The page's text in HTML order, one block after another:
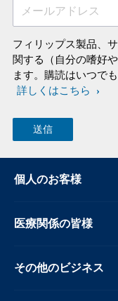
メールアドレス
フィリップス製品、
関する（自分の嗜好
ます。購読はいつで
詳しくはこちら
個人のお客様
医療関係の皆様
その他のビジネス